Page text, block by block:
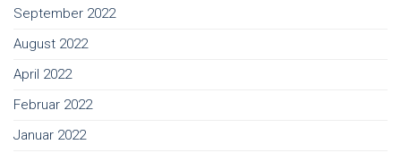
September 2022
August 2022
April 2022
Februar 2022
Januar 2022